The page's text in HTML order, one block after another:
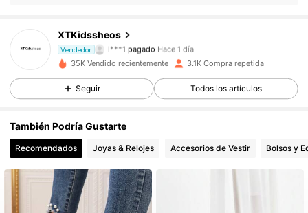
XTKidssheos
Vendedor
4,76
1.4K Seguidores
l***1 pagado Hace 1 día
n***0seguido hace Hace 1 día
1.4K Seguidores
4,76
4,76 1.4K Seguidores
35K Vendido recientemente 3.1K Compra repetida
Seguir Todos los artículos
También Podría Gustarte
Recomendados Joyas & Relojes Accesorios de Vestir Bolsos y